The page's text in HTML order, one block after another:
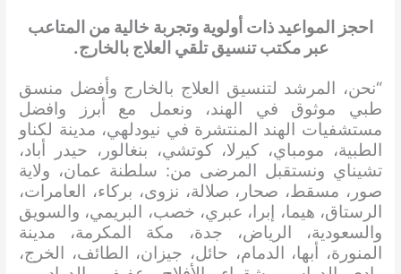
احجز المواعيد ذات أولوية وتجربة خالية من المتاعب
عبر مكتب تنسيق تلقي العلاج بالخارج.
“نحن، المرشد لتنسيق العلاج بالخارج وأفضل منسق
طبي موثوق في الهند، ونعمل مع أبرز وافضل
مستشفيات الهند المنتشرة في نيودلهي، مدينة لكناو
الطبية، مومباي، كيرلا، كوتشي، بنغالور، حيدر أباد،
تشيناي ونستقبل المرضى من: سلطنة عمان، ولاية
صور، مسقط، صحار، صلالة، نزوى، بركاء، العامرات،
الرستاق، هيما، إبرا، عبري، خصب، البريمي، والسويق
والسعودية، الرياض، جدة، مكة المكرمة، مدينة
المنورة، أبها، الدمام، حائل، جيزان، الطائف، الخرج،